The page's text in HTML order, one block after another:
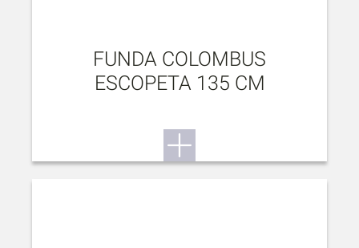
FUNDA COLOMBUS
ESCOPETA 135 CM